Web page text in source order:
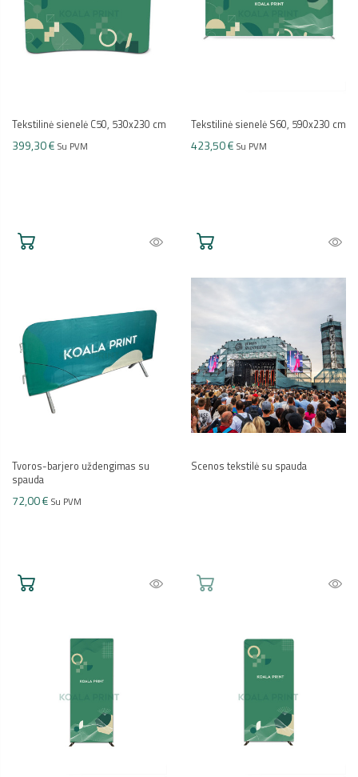
Tekstilinė sienelė C50, 530x230 cm
399,30 € Su PVM
Tekstilinė sienelė S60, 590x230 cm
423,50 € Su PVM
Tvoros-barjero uždengimas su
spauda
72,00 € Su PVM
Scenos tekstilė su spauda